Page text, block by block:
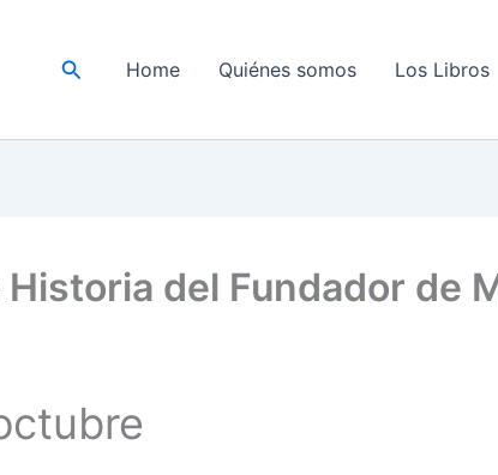
BuscarHome Quiénes somos Los Libros
del Fundador de